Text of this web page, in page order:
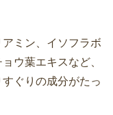
ミン、イソフラボ
ウ葉エキスなど、
ぐりの成分がたっ